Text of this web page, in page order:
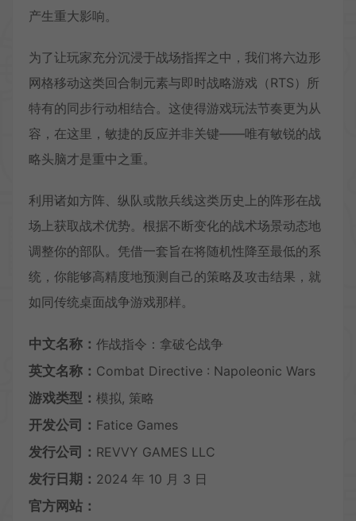
产生重大影响。
为了让玩家充分沉浸于战场指挥之中，我们将六边形
网格移动这类回合制元素与即时战略游戏（RTS）所
特有的同步行动相结合。这使得游戏玩法节奏更为从
容，在这里，敏捷的反应并非关键——唯有敏锐的战
略头脑才是重中之重。
利用诸如方阵、纵队或散兵线这类历史上的阵形在战
场上获取战术优势。根据不断变化的战术场景动态地
调整你的部队。凭借一套旨在将随机性降至最低的系
统，你能够高精度地预测自己的策略及攻击结果，就
如同传统桌面战争游戏那样。
中文名称： 作战指令：拿破仑战争
英文名称： Combat Directive : Napoleonic Wars
游戏类型： 模拟, 策略
开发公司： Fatice Games
发行公司： REVVY GAMES LLC
发行日期： 2024 年 10 月 3 日
官方网站：